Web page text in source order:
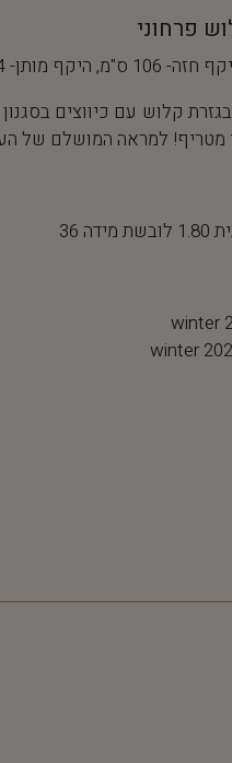
פרחוני
106 ס"מ, היקף מותן- 84 ס"מ
קלוש עם כיווצים
מטריף! למראה המושלם של
36
winter
winter